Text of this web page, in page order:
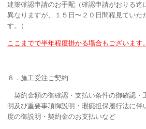
建築確認申請のお手配（確認申請がおりる迄
異なりますが、１５日〜２０日間程見ていた
す。）
ここまでで半年程度掛かる場合もございます。
８．施工受注ご契約
契約金額の御確認・支払い条件の御確認・
明及び重要事項御説明・瑕疵担保履行法に伴
度の御説明・契約金のお支払いなど